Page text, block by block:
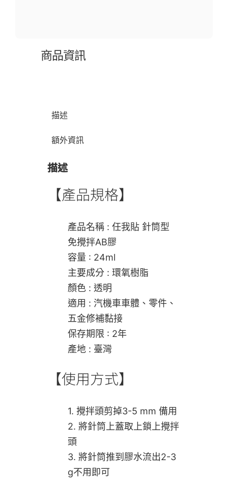
商品資訊
描述
額外資訊
描述
【產品規格】
產品名稱 : 任我貼 針筒型
免攪拌AB膠
容量 : 24ml
主要成分 : 環氧樹脂
顏色 : 透明
適用 : 汽機車車體、零件、
五金修補黏接
保存期限 : 2年
產地 : 臺灣
【使用方式】
1. 攪拌頭剪掉3-5 mm 備用
2. 將針筒上蓋取上鎖上攪拌
頭
3. 將針筒推到膠水流出2-3
g不用即可